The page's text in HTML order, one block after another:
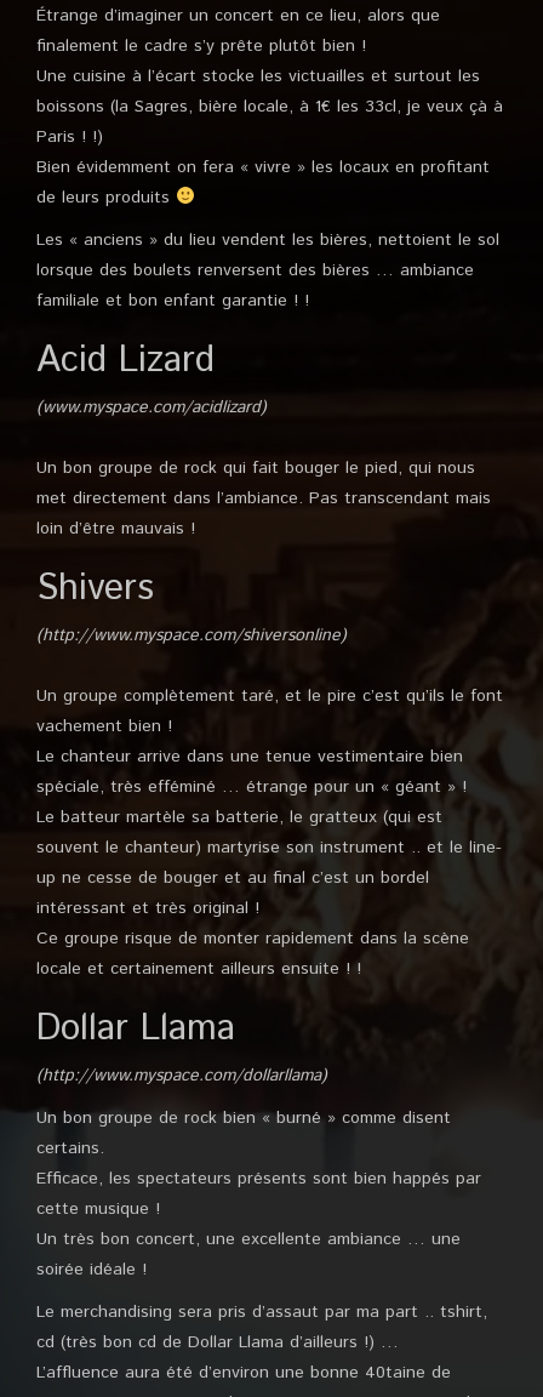
Étrange d’imaginer un concert en ce lieu, alors que
finalement le cadre s’y prête plutôt bien !
Une cuisine à l’écart stocke les victuailles et surtout les
boissons (la Sagres, bière locale, à 1€ les 33cl, je veux çà à
Paris ! !)
Bien évidemment on fera « vivre » les locaux en profitant
de leurs produits
Les « anciens » du lieu vendent les bières, nettoient le sol
lorsque des boulets renversent des bières … ambiance
familiale et bon enfant garantie ! !
Acid Lizard
(www.myspace.com/acidlizard)
Un bon groupe de rock qui fait bouger le pied, qui nous
met directement dans l’ambiance. Pas transcendant mais
loin d’être mauvais !
Shivers
(http://www.myspace.com/shiversonline)
Un groupe complètement taré, et le pire c’est qu’ils le font
vachement bien !
Le chanteur arrive dans une tenue vestimentaire bien
spéciale, très efféminé … étrange pour un « géant » !
Le batteur martèle sa batterie, le gratteux (qui est
souvent le chanteur) martyrise son instrument .. et le line-
up ne cesse de bouger et au final c’est un bordel
intéressant et très original !
Ce groupe risque de monter rapidement dans la scène
locale et certainement ailleurs ensuite ! !
Dollar Llama
(http://www.myspace.com/dollarllama)
Un bon groupe de rock bien « burné » comme disent
certains.
Efficace, les spectateurs présents sont bien happés par
cette musique !
Un très bon concert, une excellente ambiance … une
soirée idéale !
Le merchandising sera pris d’assaut par ma part .. tshirt,
cd (très bon cd de Dollar Llama d’ailleurs !) …
L’affluence aura été d’environ une bonne 40taine de